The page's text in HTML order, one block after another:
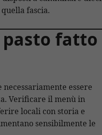
fascia.
pasto fatto
essere
Verificare il menù in
locali con storia e
sensibilmente le